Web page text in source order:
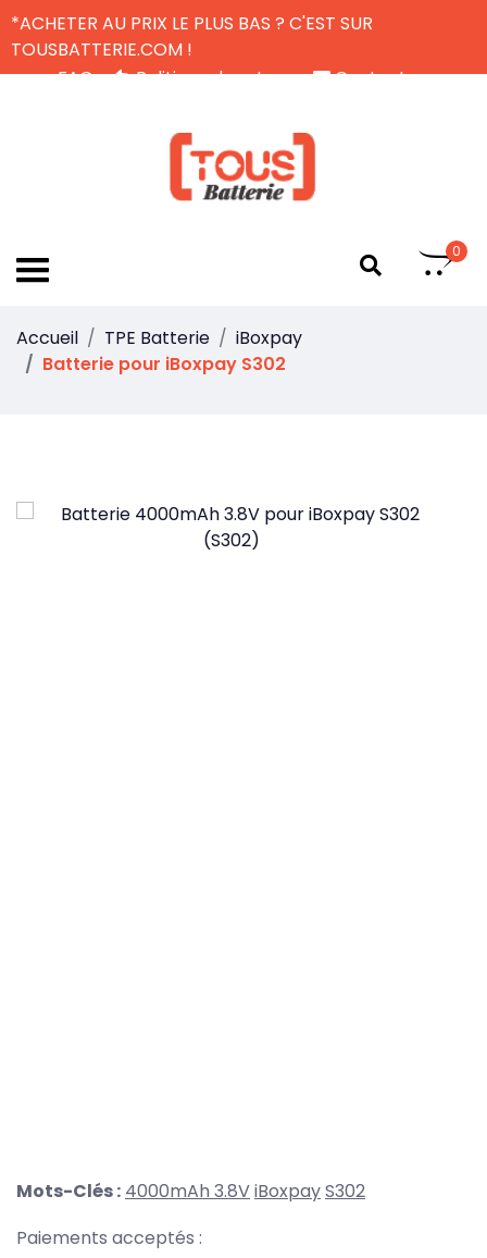
*ACHETER AU PRIX LE PLUS BAS ? C'EST SUR
TOUSBATTERIE.COM !
FAQ
Politique de retour
Contactez-nous
0
Accueil TPE Batterie
iBoxpay
Batterie pour iBoxpay S302
Mots-Clés : 4000mAh 3.8ViBoxpayS302
Paiements acceptés :